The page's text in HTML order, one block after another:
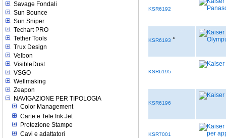
Savage Fondali
Sun Bounce
Sun Sniper
Techart PRO
Tether Tools
Trux Design
Velbon
VisibleDust
VSGO
Wellmaking
Zeapon
NAVIGAZIONE PER TIPOLOGIA
Color Management
Carte e Tele Ink Jet
Protezione Stampe
Cavi e adattatori
KSR6192
KSR6193 °
KSR6195
KSR6196
KSR7001